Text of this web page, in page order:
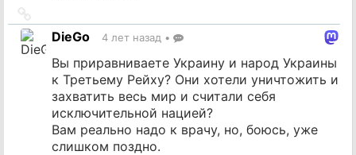
на
источник
DieGo 4 лет назад •
Вы приравниваете Украину и народ Украины
к Третьему Рейху? Они хотели уничтожить и
захватить весь мир и считали себя
исключительной нацией?
Вам реально надо к врачу, но, боюсь, уже
слишком поздно.